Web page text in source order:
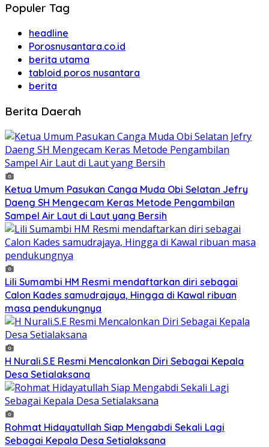
Populer Tag
headline
Porosnusantara.co.id
berita utama
tabloid poros nusantara
berita
Berita Daerah
Ketua Umum Pasukan Canga Muda Obi Selatan Jefry
Daeng SH Mengecam Keras Metode Pengambilan
Sampel Air Laut di Laut yang Bersih
Lili Sumambi HM Resmi mendaftarkan diri sebagai
Calon Kades samudrajaya, Hingga di Kawal ribuan
masa pendukungnya
H Nurali.S.E Resmi Mencalonkan Diri Sebagai Kepala
Desa Setialaksana
Rohmat Hidayatullah Siap Mengabdi Sekali Lagi
Sebagai Kepala Desa Setialaksana